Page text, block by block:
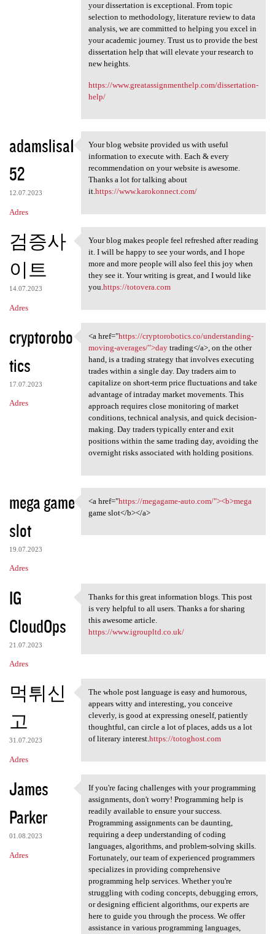
your dissertation is exceptional. From topic
selection to methodology, literature review to data
analysis, we are committed to helping you excel in
your academic journey. Trust us to provide the best
dissertation help that will elevate your research to
new heights.
https://www.greatassignmenthelp.com/dissertation-
help/
adamslisa1
52
12.07.2023
Adres
Your blog website provided us
Your blog website provided us with useful
information to execute with. Each & every
recommendation on your website is awesome.
Thanks a lot for talking about
it.https://www.karokonnect.com/
검증사
이트
14.07.2023
Adres
Your blog makes people feel
Your blog makes people feel refreshed after reading
it. I will be happy to see your words, and I hope
more and more people will also feel this joy when
they see it. Your writing is great, and I would like
you.https://totovera.com
cryptorobo
tics
17.07.2023
Adres
<a href="https:/
<a href="https://cryptorobotics.co/understanding-
moving-averages/">daytrading</a>, on the other
hand, is a trading strategy that involves executing
trades within a single day. Day traders aim to
capitalize on short-term price fluctuations and take
advantage of intraday market movements. This
approach requires close monitoring of market
conditions, technical analysis, and quick decision-
making. Day traders typically enter and exit
positions within the same trading day, avoiding the
overnight risks associated with holding positions.
mega game
slot
19.07.2023
Adres
<a href="https://megagame
<a href="https://megagame-auto.com/"><b>mega
game slot</b></a>
IG
CloudOps
21.07.2023
Adres
Thanks for this great
Thanks for this great information blogs. This post
is very helpful to all users. Thanks a for sharing
this awesome article.
https://www.igroupltd.co.uk/
먹튀신
고
31.07.2023
Adres
The whole post language is
The whole post language is easy and humorous,
appears witty and interesting, you conceive
cleverly, is good at expressing oneself, patiently
thoughtful, can circle a lot of places, adds us a lot
of literary interest.https://totoghost.com
James
Parker
01.08.2023
Adres
If you're facing challenges
If you're facing challenges with your programming
assignments, don't worry! Programming help is
readily available to ensure your success.
Programming assignments can be daunting,
requiring a deep understanding of coding
languages, algorithms, and problem-solving skills.
Fortunately, our team of experienced programmers
specializes in providing comprehensive
programming help services. Whether you're
struggling with coding concepts, debugging errors,
or designing efficient algorithms, our experts are
here to guide you through the process. We offer
assistance in various programming languages,